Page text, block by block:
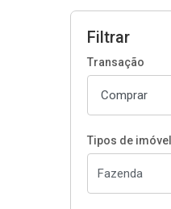
Filtrar
Transação
Tipos de imóvel